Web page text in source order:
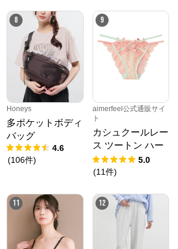
8
Honeys
多ポケットボディ
バッグ
4.6
(106件)
9
aimerfeel公式通販サイ
ト
カシュクールレー
ス ツートン ハー
フバックショーツ
5.0
(11件)
11 12
　オンラインストア
からのコメン
ト
ク)、JUNKO SHIMADA (ジュンコシマ
TAYAMA（アツロウ タヤマ）、
(アルファーキュービック)、DECOY
Honfleur (プチオンフルール)、
(ダーマシェア)など、20 代～ 40 代の
ドを中心に、多くの人気ブランドをラ
ッションを中心に、ライフスタイルを
ジナルアイテムをご提案します。